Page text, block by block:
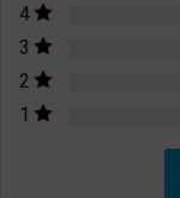
4
3
2
1